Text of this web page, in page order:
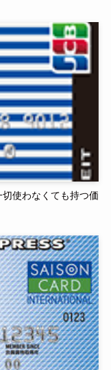
使わなくても持つ価